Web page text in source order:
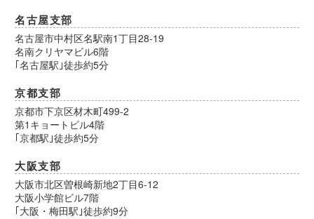
名古屋支部
名古屋市中村区名駅南1丁目28-19
名南クリヤマビル6階
｢名古屋駅｣徒歩約5分
京都支部
京都市下京区材木町499-2
第1キョートビル4階
｢京都駅｣徒歩約5分
大阪支部
大阪市北区曽根崎新地2丁目6-12
大阪小学館ビル7階
｢大阪・梅田駅｣徒歩約9分